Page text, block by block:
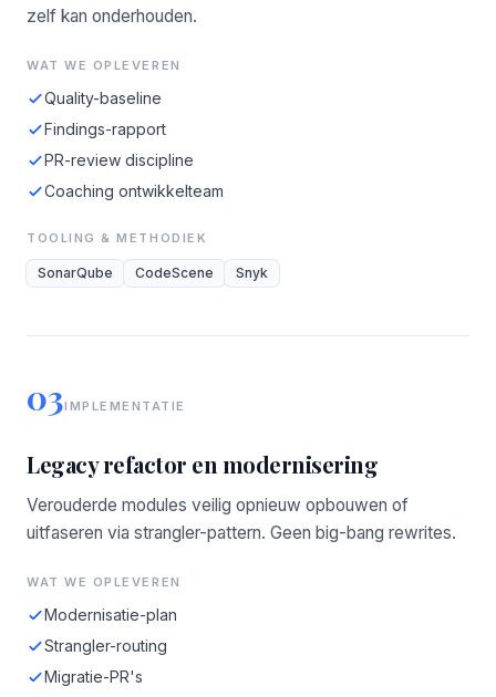
zelf kan onderhouden.
WAT WE OPLEVEREN
Quality-baseline
Findings-rapport
PR-review discipline
Coaching ontwikkelteam
TOOLING & METHODIEK
SonarQube CodeScene Snyk
03IMPLEMENTATIE
Legacy refactor en modernisering
Verouderde modules veilig opnieuw opbouwen of
uitfaseren via strangler-pattern. Geen big-bang rewrites.
WAT WE OPLEVEREN
Modernisatie-plan
Strangler-routing
Migratie-PR's